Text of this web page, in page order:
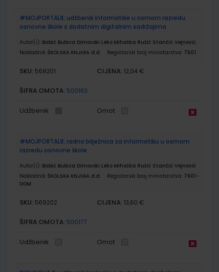
#MOJPORTAL8; udžbenik informatike u osmom razredu
osnovne škole s dodatnim digitalnim sadržajima
Autor(i): Babić Bubica Dimovski Leko Mihočka Ružić Stančić Vejnović
Nakladnik: ŠKOLSKA KNJIGA d.d. Registarski broj ministarstva: 7601
SKU: 569201 CIJENA: 12,04 €
ŠIFRA OMOTA: 500163
Udžbenik Omot
#MOJPORTAL8; radna bilježnica za informatiku u osmom
razredu osnovne škole
Autor(i): Babić Bubica Dimovski Leko Mihočka Ružić Stančić Vejnović
Nakladnik: ŠKOLSKA KNJIGA d.d. Registarski broj ministarstva: 7601-
DOM
SKU: 569202 CIJENA: 13,60 €
ŠIFRA OMOTA: 500177
Udžbenik Omot